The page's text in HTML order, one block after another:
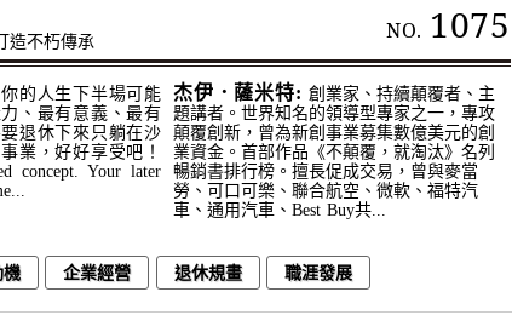
造不朽傳承 NO. 1075
的人生下半場可能
、最有意義、最有
退休下來只躺在沙
業，好好享受吧！
concept. Your later
杰伊．薩米特: 創業家、持續顛覆者、主
題講者。世界知名的領導型專家之一，專攻
顛覆創新，曾為新創事業募集數億美元的創
業資金。首部作品《不顛覆，就淘汰》名列
暢銷書排行榜。擅長促成交易，曾與麥當
勞、可口可樂、聯合航空、微軟、福特汽
車、通用汽車、Best Buy共...
機 企業經營 退休規畫 職涯發展